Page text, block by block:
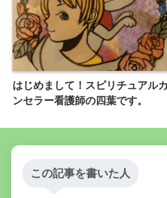
はじめまして！スピリチュアル
ンセラー看護師の四葉です。
この記事を書いた人